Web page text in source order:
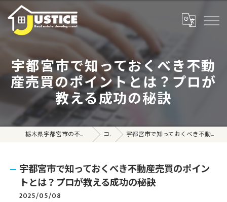
宇都宮市で知っておくべき不動
産売買のポイントとは？プロが
教える成功の秘訣
栃木県宇都宮市の不動産売買なら株式会社ジャスティス コラム 宇都宮市で知っておくべき不動産売買のポイントとは？プロが教える成功の秘訣
宇都宮市で知っておくべき不動産売買のポイン
トとは？プロが教える成功の秘訣
2025/05/08